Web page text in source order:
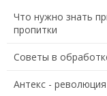
Что нужно знать
пропитки
Советы в
Антекс -